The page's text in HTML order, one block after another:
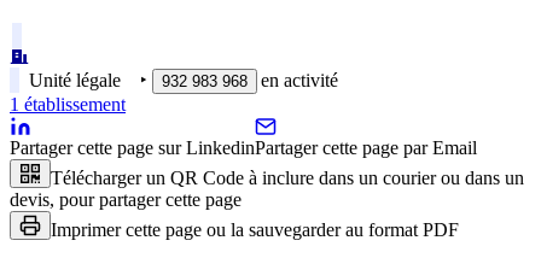
Unité légale ‣ 932 983 968
en activité
1 établissement
Partager cette page sur LinkedinPartager cette page par Email
Télécharger un QR Code à inclure dans un courier ou dans un
devis, pour partager cette page
Imprimer cette page ou la sauvegarder au format PDF